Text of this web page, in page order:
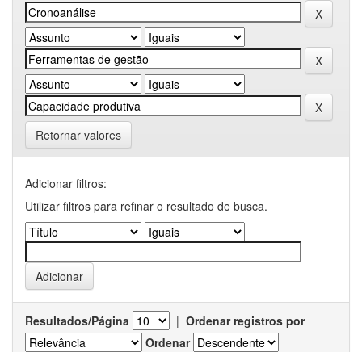
Retornar valores
Adicionar filtros:
Utilizar filtros para refinar o resultado de busca.
Resultados/Página | Ordenar registros por
Ordenar